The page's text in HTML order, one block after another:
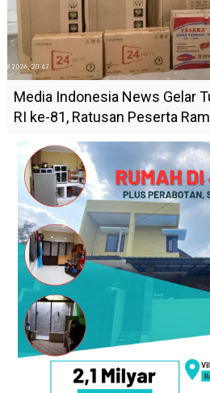
Media Indonesia News Gelar
RI ke-81, Ratusan Peserta